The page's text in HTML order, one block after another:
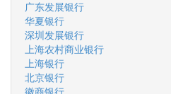
广东发展银行
华夏银行
深圳发展银行
上海农村商业银行
上海银行
北京银行
徽商银行